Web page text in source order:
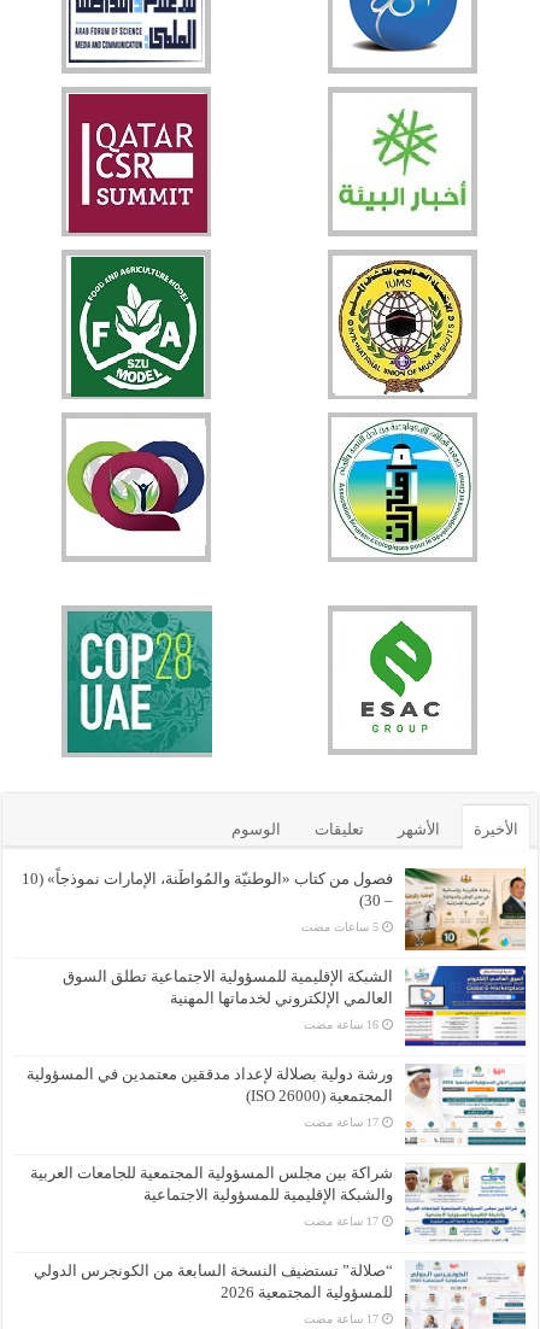
الأخيرة الأشهر تعليقات الوسوم
فصول من كتاب «الوطنيّة والمُواطَنة، الإمارات نموذجاً» (10
– 30)
الشبكة الإقليمية للمسؤولية الاجتماعية تطلق السوق
العالمي الإلكتروني لخدماتها المهنية
ورشة دولية بصلالة لإعداد مدققين معتمدين في المسؤولية
المجتمعية (ISO 26000)
شراكة بين مجلس المسؤولية المجتمعية للجامعات العربية
والشبكة الإقليمية للمسؤولية الاجتماعية
“صلالة” تستضيف النسخة السابعة من الكونجرس الدولي
للمسؤولية المجتمعية 2026